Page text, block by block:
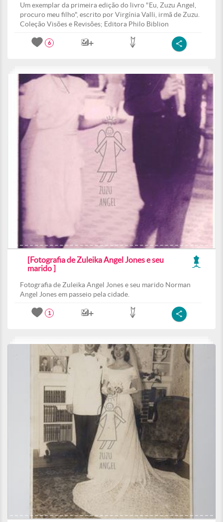
Um exemplar da primeira edição do livro "Eu, Zuzu Angel,
procuro meu filho", escrito por Virgínia Valli, irmã de Zuzu.
Coleção Visões e Revisões; Editora Philo Biblion
6
[Fotografia de Zuleika Angel Jones e seu
marido ]
Fotografia de Zuleika Angel Jones e seu marido Norman
Angel Jones em passeio pela cidade.
1